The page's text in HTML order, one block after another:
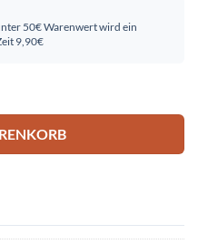
50€ Warenwert wird ein
9,90€